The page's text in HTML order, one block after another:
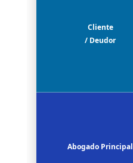
Cliente
/ Deudor
Abogado Principal